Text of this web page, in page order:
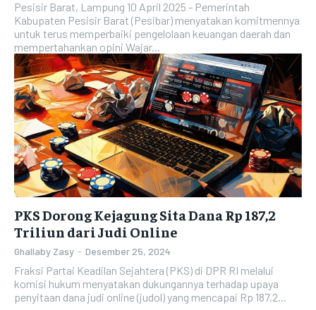
Pesisir Barat, Lampung 10 April 2025 - Pemerintah
Kabupaten Pesisir Barat (Pesibar) menyatakan komitmennya
untuk terus memperbaiki pengelolaan keuangan daerah dan
mempertahankan opini Wajar...
PKS Dorong Kejagung Sita Dana Rp 187,2
Triliun dari Judi Online
Ghallaby Zasy - Desember 25, 2024
Fraksi Partai Keadilan Sejahtera (PKS) di DPR RI melalui
komisi hukum menyatakan dukungannya terhadap upaya
penyitaan dana judi online (judol) yang mencapai Rp 187,2...